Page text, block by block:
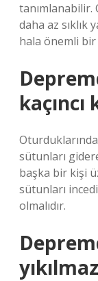
tanımlanabilir.
daha az sıklık
hala önemli
kaçıncı
sütunları
başka bir kişi
sütunları
olmalıdır.